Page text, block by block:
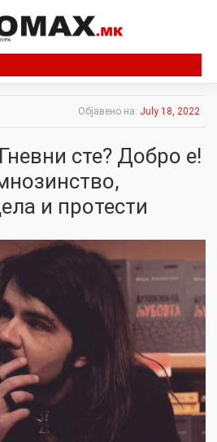
Објавено на: July 18, 2022
сте? Добро е!
и протести